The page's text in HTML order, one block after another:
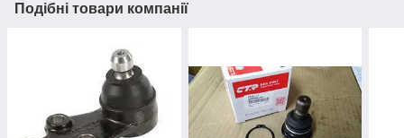
Подібні товари компанії